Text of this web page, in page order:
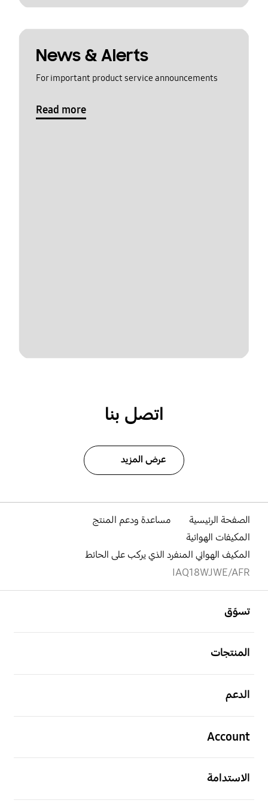
News & Alerts
For important product service announcements
Read more
اتصل بنا
عرض المزيد
الصفحة الرئيسية
مساعدة ودعم المنتج
المكيفات الهوائية
المكيف الهوائي المنفرد الذي يركب على الحائط
IAQ18WJWE/AFR
تسوّق
المنتجات
الدعم
Account
الاستدامة